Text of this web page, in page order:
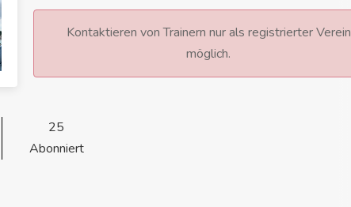
Kontaktieren von Trainern nur als registrierter Verein
möglich.
25
Abonniert